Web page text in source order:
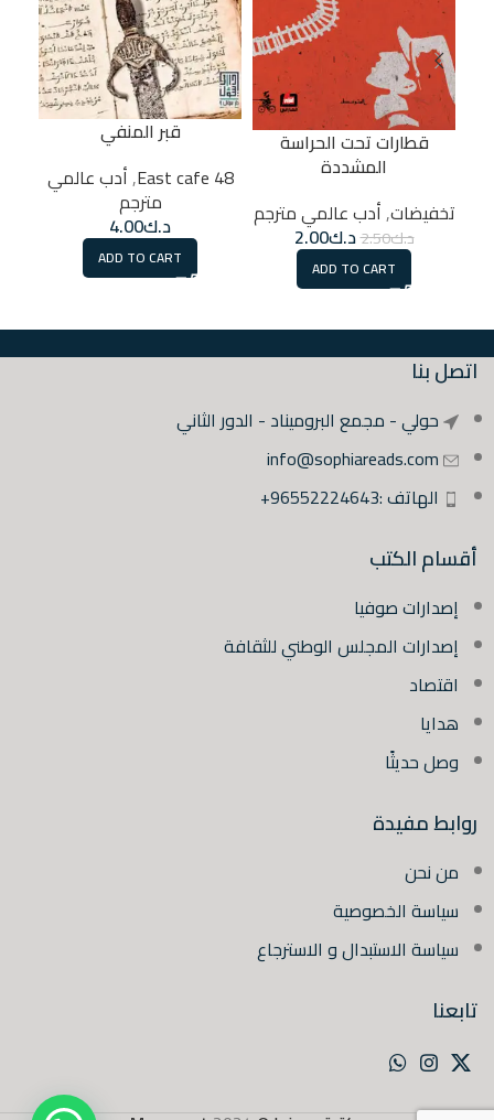
قطارات تحت الحراسة
المشددة
تخفيضات,أدب عالمي مترجم
د.ك2.50د.ك2.00
ADD TO CART
قبر المنفي
48 East cafe
,أدب عالمي
مترجم
د.ك4.00
ADD TO CART
اتصل بنا
حولي - مجمع البروميناد - الدور الثاني
info@sophiareads.com
الهاتف :96552224643+
أقسام الكتب
إصدارات صوفيا
إصدارات المجلس الوطني للثقافة
اقتصاد
هدايا
وصل حديثًا
روابط مفيدة
من نحن
سياسة الخصوصية
سياسة الاستبدال و الاسترجاع
تابعنا